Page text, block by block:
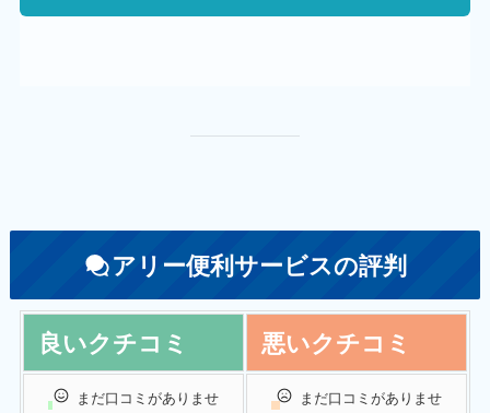
アリー便利サービスの評判
良いクチコミ 悪いクチコミ
まだ口コミがありませ まだ口コミがありませ